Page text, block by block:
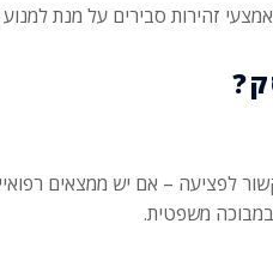
זהירות סבירים על מנת
לפציעה – אם יש ממצאים
במבוכה משפטית.